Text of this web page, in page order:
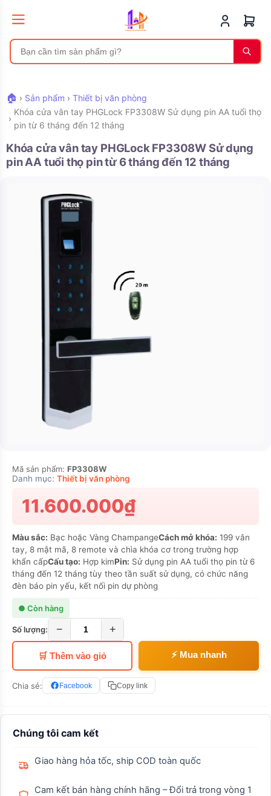
🏠 › Sản phẩm › Thiết bị văn phòng
›
Khóa cửa vân tay PHGLock FP3308W Sử dụng pin AA tuổi thọ
pin từ 6 tháng đến 12 tháng
Khóa cửa vân tay PHGLock FP3308W Sử dụng
pin AA tuổi thọ pin từ 6 tháng đến 12 tháng
Chúng tôi cam kết
Giao hàng hỏa tốc, ship COD toàn quốc
Cam kết bán hàng chính hãng – Đổi trả trong vòng 1
Mã sản phẩm: FP3308W
Danh mục: Thiết bị văn phòng
11.600.000₫
Màu sắc: Bạc hoặc Vàng ChampangeCách mở khóa: 199 vân
tay, 8 mật mã, 8 remote và chìa khóa cơ trong trường hợp
khẩn cấpCấu tạo: Hợp kimPin: Sử dụng pin AA tuổi thọ pin từ 6
tháng đến 12 tháng tùy theo tần suất sử dụng, có chức năng
đèn báo pin yếu, kết nối pin dự phòng
● Còn hàng
Số lượng: − +
🛒 Thêm vào giỏ ⚡ Mua nhanh
Chia sẻ: Facebook Copy link